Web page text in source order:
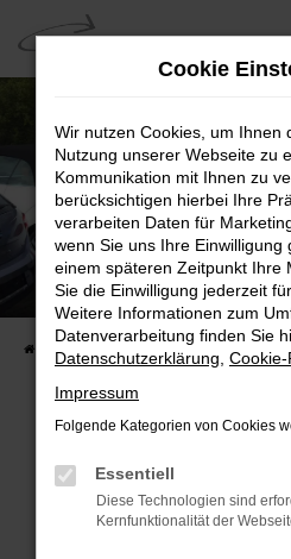
Zum
Hauptinhalt
springen
Unser Fahrzeugbestand
Entdecken Sie unsere sofort
Fahrzeugangebote
Fehler: Network Error
Beim Laden ist ein Fehler
Hier sind ein paar Tipps, die
Cookie
Wir nutzen Cookies, um Ihnen
Nutzung unserer Webseite zu
Kommunikation mit Ihnen zu
berücksichtigen hierbei Ihre
verarbeiten Daten für
wenn Sie uns Ihre Einwilligung
einem späteren Zeitpunkt Ihre
Sie die Einwilligung jederzeit
Weitere Informationen zum
Datenverarbeitung finden Sie
Datenschutzerklärung
Impressum
Folgende Kategorien von Cookies
Essentiell
Diese Technologien sind
Kernfunktionalität der